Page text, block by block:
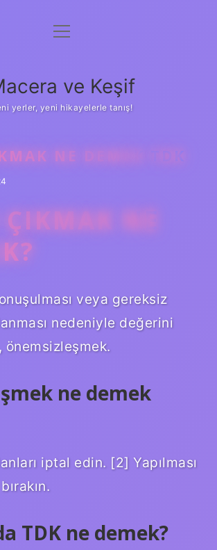
Anasayfa
Yasal Uyarı
menüyü
ve Keşif
yerler, yeni hikayelerle tanış!
NE DEMEK TDK
NE
veya gereksiz
nedeniyle değerini
önemsizleşmek.
ne demek
iptal edin. [2] Yapılması
TDK ne demek?